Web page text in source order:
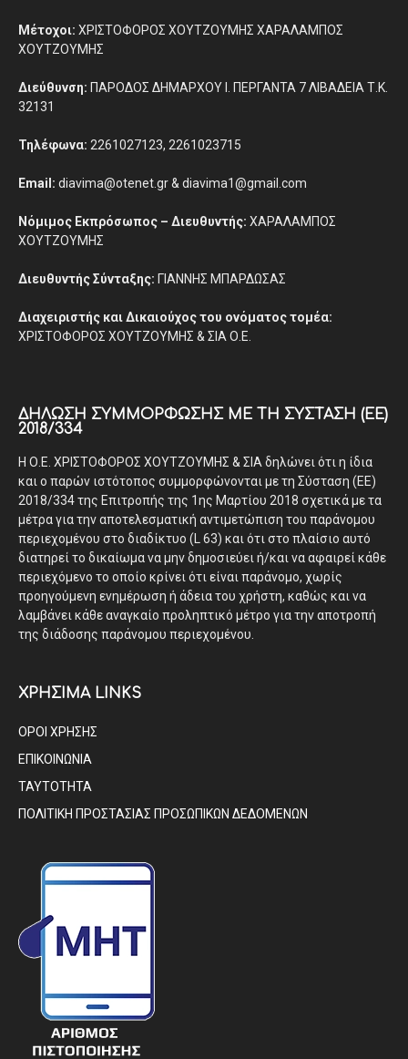
Μέτοχοι: ΧΡΙΣΤΟΦΟΡΟΣ ΧΟΥΤΖΟΥΜΗΣ ΧΑΡΑΛΑΜΠΟΣ
ΧΟΥΤΖΟΥΜΗΣ
Διεύθυνση: ΠΑΡΟΔΟΣ ΔΗΜΑΡΧΟΥ Ι. ΠΕΡΓΑΝΤΑ 7 ΛΙΒΑΔΕΙΑ Τ.Κ.
32131
Τηλέφωνα: 2261027123, 2261023715
Email: diavima@otenet.gr & diavima1@gmail.com
Νόμιμος Εκπρόσωπος – Διευθυντής: ΧΑΡΑΛΑΜΠΟΣ
ΧΟΥΤΖΟΥΜΗΣ
Διευθυντής Σύνταξης: ΓΙΑΝΝΗΣ ΜΠΑΡΔΩΣΑΣ
Διαχειριστής και Δικαιούχος του ονόματος τομέα:
ΧΡΙΣΤΟΦΟΡΟΣ ΧΟΥΤΖΟΥΜΗΣ & ΣΙΑ Ο.Ε.
ΔΉΛΩΣΗ ΣΥΜΜΌΡΦΩΣΗΣ ΜΕ ΤΗ ΣΎΣΤΑΣΗ (ΕΕ)
2018/334
Η Ο.Ε. ΧΡΙΣΤΟΦΟΡΟΣ ΧΟΥΤΖΟΥΜΗΣ & ΣΙΑ δηλώνει ότι η ίδια
και ο παρών ιστότοπος συμμορφώνονται με τη Σύσταση (ΕΕ)
2018/334 της Επιτροπής της 1ης Μαρτίου 2018 σχετικά με τα
μέτρα για την αποτελεσματική αντιμετώπιση του παράνομου
περιεχομένου στο διαδίκτυο (L 63) και ότι στο πλαίσιο αυτό
διατηρεί το δικαίωμα να μην δημοσιεύει ή/και να αφαιρεί κάθε
περιεχόμενο το οποίο κρίνει ότι είναι παράνομο, χωρίς
προηγούμενη ενημέρωση ή άδεια του χρήστη, καθώς και να
λαμβάνει κάθε αναγκαίο προληπτικό μέτρο για την αποτροπή
της διάδοσης παράνομου περιεχομένου.
ΧΡΗΣΙΜΑ LINKS
ΟΡΟΙ ΧΡΗΣΗΣ
ΕΠΙΚΟΙΝΩΝΙΑ
ΤΑΥΤΟΤΗΤΑ
ΠΟΛΙΤΙΚΗ ΠΡΟΣΤΑΣΙΑΣ ΠΡΟΣΩΠΙΚΩΝ ΔΕΔΟΜΕΝΩΝ